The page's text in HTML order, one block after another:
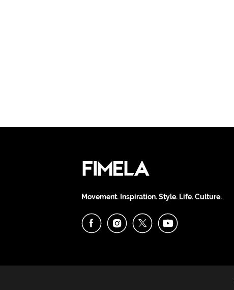
Movement. Inspiration. Style. Life. Culture.